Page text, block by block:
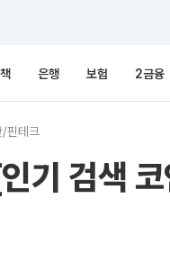
은행 보험 2금융
/핀테크
기 검색 코